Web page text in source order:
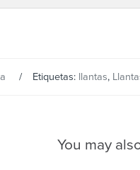
Etiquetas: llantas,
You may